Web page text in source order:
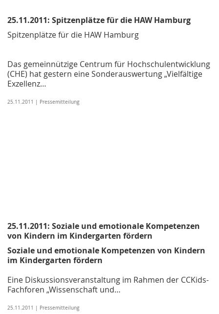
25.11.2011: Spitzenplätze für die HAW Hamburg
Spitzenplätze für die HAW Hamburg
Das gemeinnützige Centrum für Hochschulentwicklung
(CHE) hat gestern eine Sonderauswertung „Vielfältige
Exzellenz…
25.11.2011 | Pressemitteilung
25.11.2011: Soziale und emotionale Kompetenzen
von Kindern im Kindergarten fördern
Soziale und emotionale Kompetenzen von Kindern
im Kindergarten fördern
Eine Diskussionsveranstaltung im Rahmen der CCKids-
Fachforen „Wissenschaft und…
25.11.2011 | Pressemitteilung